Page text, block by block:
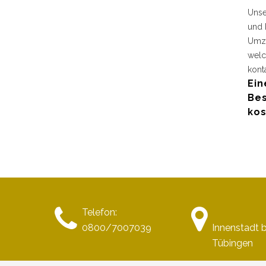
und
Telefon:
0800/7007039
Innenstadt
Tübingen